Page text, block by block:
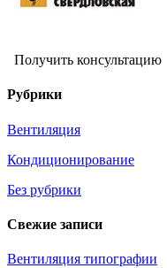
Получить консультацию
Рубрики
Вентиляция
Кондиционирование
Без рубрики
Свежие записи
Вентиляция типографии